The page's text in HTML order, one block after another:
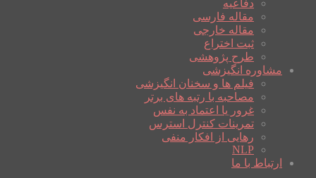
دفاعیه
مقاله فارسی
مقاله خارجی
ثبت اختراع
طرح پژوهشی
مشاوره انگیزشی
فیلم ها و سخنان انگیزشی
مصاحبه با رتبه های برتر
غرور یا اعتماد به نفس
تمرینات کنترل استرس
رهایی از افکار منفی
NLP
ارتباط با ما